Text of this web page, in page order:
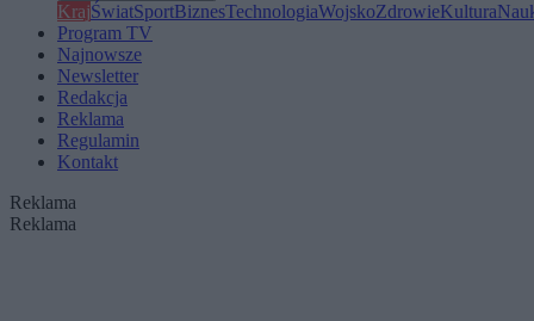
KrajŚwiatSportBiznesTechnologiaWojskoZdrowieKultura
Program TV
Najnowsze
Newsletter
Redakcja
Reklama
Regulamin
Kontakt
Reklama
Reklama